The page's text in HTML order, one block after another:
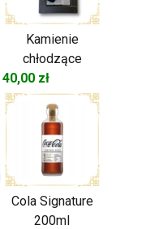
Kamienie
chłodzące
40,00 zł
Cola Signature
200ml